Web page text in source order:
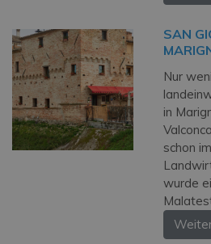
SAN
Nur
in
schon
wurde